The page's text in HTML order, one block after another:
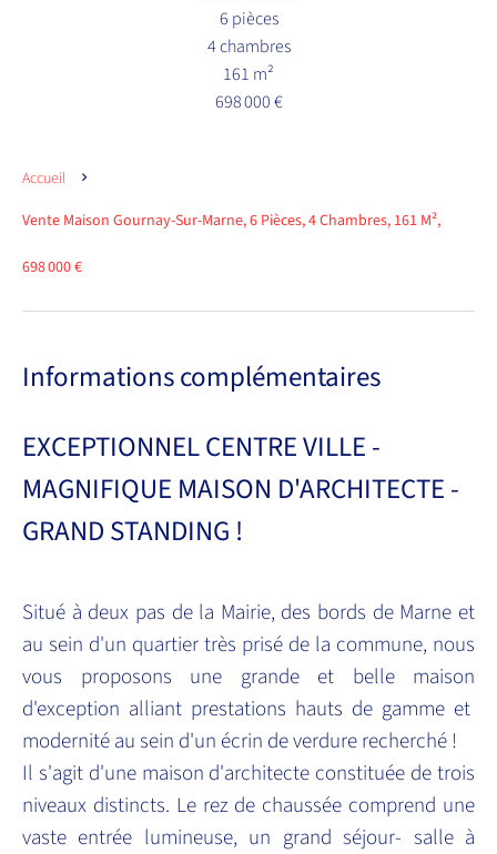
6 pièces
4 chambres
161 m²
698 000 €
Accueil
Vente Maison Gournay-Sur-Marne, 6 Pièces, 4 Chambres, 161 M²,
698 000 €
Informations complémentaires
EXCEPTIONNEL CENTRE VILLE -
MAGNIFIQUE MAISON D'ARCHITECTE -
GRAND STANDING !
Situé à deux pas de la Mairie, des bords de Marne et
au sein d'un quartier très prisé de la commune, nous
vous proposons une grande et belle maison
d'exception alliant prestations hauts de gamme et
modernité au sein d'un écrin de verdure recherché !
Il s'agit d'une maison d'architecte constituée de trois
niveaux distincts. Le rez de chaussée comprend une
vaste entrée lumineuse, un grand séjour- salle à